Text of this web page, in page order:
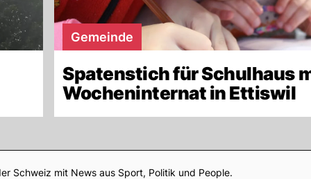
Gemeinde
Spatenstich für Schulhaus
Wocheninternat in Ettiswil
Footer
Schweiz mit News aus Sport, Politik und People.